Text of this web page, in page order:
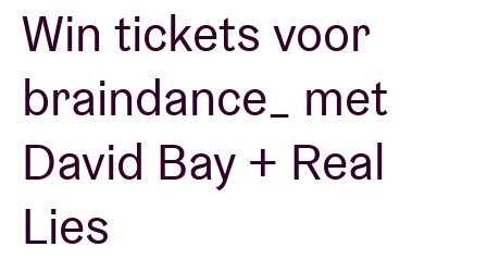
BRDCST
ABtv
Concertcheque
Over AB
Win tickets voor
braindance_ met
David Bay + Real
Lies